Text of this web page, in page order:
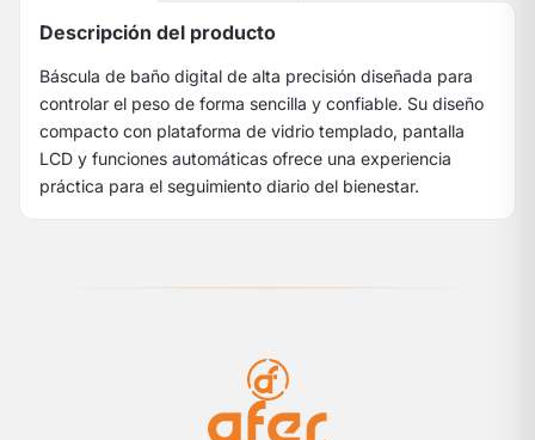
Descripción del producto
Báscula de baño digital de alta precisión diseñada para
controlar el peso de forma sencilla y confiable. Su diseño
compacto con plataforma de vidrio templado, pantalla
LCD y funciones automáticas ofrece una experiencia
práctica para el seguimiento diario del bienestar.